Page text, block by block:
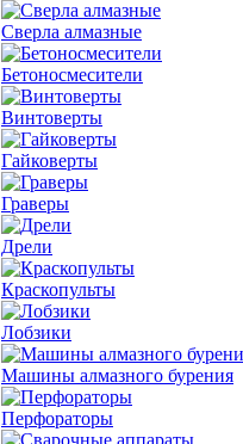
Сверла алмазные
Бетоносмесители
Винтоверты
Гайковерты
Граверы
Дрели
Краскопульты
Лобзики
Машины алмазного бурения
Перфораторы